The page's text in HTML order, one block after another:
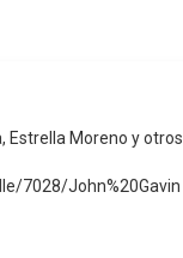
Estrella Moreno y otros
7028/John%20Gavin